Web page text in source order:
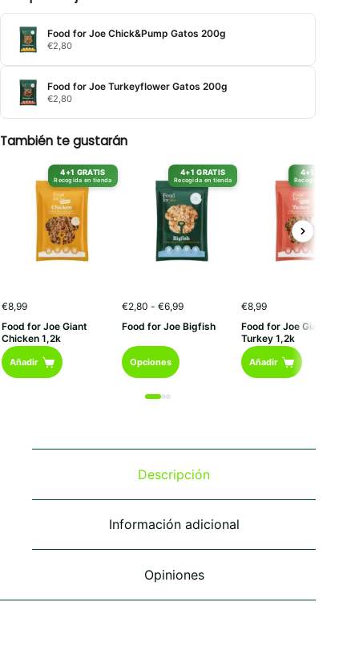
Food for Joe Chick&Pump Gatos 200g
€2,80
Food for Joe Turkeyflower Gatos 200g
€2,80
También te gustarán
€8,99
4+1 GRATIS
Recogida en tienda
Food for Joe Giant
Chicken 1,2k
Añadir
€2,80 - €6,99Rango
precios:
4+1 GRATIS
Recogida en tienda
Food for Joe Bigfish
Opciones
Este
producto
múltiples
opciones
pueden
elegir
la
página
producto
€8,99
4+1 GRATIS
Recogida en tienda
Food for Joe Giant
Turkey 1,2k
Añadir
Descripción
Información adicional
Opiniones